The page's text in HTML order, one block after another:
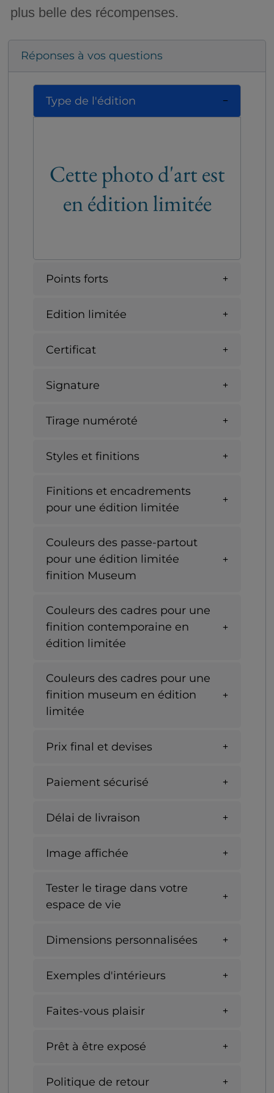
plus belle des récompenses.
Réponses à vos questions
Type de l'édition
Cette photo d'art est
en édition limitée
Points forts
Edition limitée
Certificat
Signature
Tirage numéroté
Styles et finitions
Finitions et encadrements
pour une édition limitée
Couleurs des passe-partout
pour une édition limitée
finition Museum
Couleurs des cadres pour une
finition contemporaine en
édition limitée
Couleurs des cadres pour une
finition museum en édition
limitée
Prix final et devises
Paiement sécurisé
Délai de livraison
Image affichée
Tester le tirage dans votre
espace de vie
Dimensions personnalisées
Exemples d'intérieurs
Faites-vous plaisir
Prêt à être exposé
Politique de retour